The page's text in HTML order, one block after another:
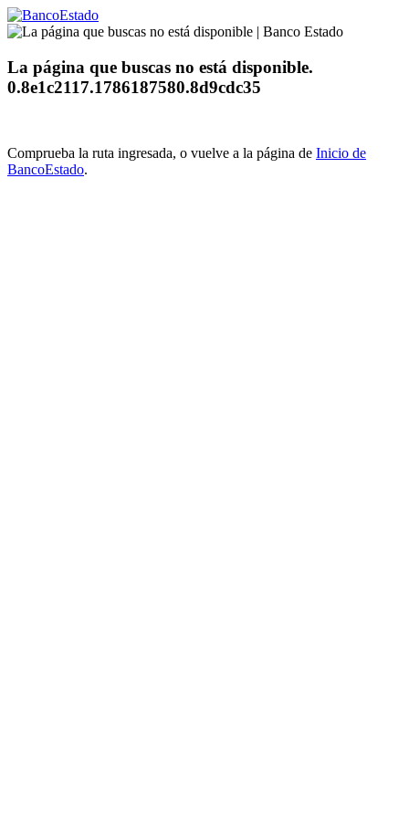
La página que buscas no está disponible.
0.8e1c2117.1786187580.8d9cdc35
Comprueba la ruta ingresada, o vuelve a la página de Inicio de
BancoEstado.